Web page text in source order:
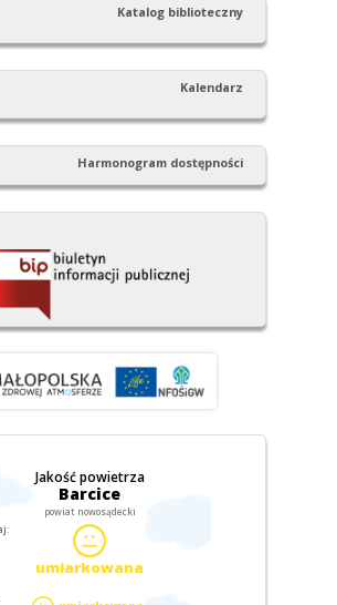
Katalog biblioteczny
Kalendarz
Harmonogram dostępności